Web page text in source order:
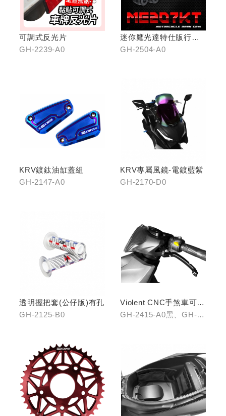
可調式反光片
GH-2239-A0
迷你鷹光達特仕版行車
記錄器
GH-2504-A0
KRV鍍鈦油缸蓋組
GH-2147-A0
KRV專屬風鏡-電鍍藍紫
GH-2170-D0
透明握把套(公仔版)有孔
GH-2125-B0
Violent CNC手煞車可調
拉桿(黑/銀/鈦)
GH-2415-A0黑、GH-